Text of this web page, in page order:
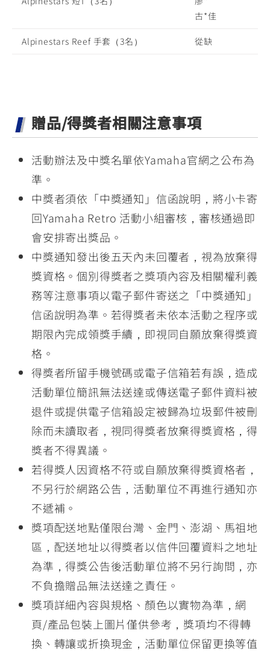
古*佳
Alpinestars Reef 手套（3名） 從缺
贈品/得獎者相關注意事項
活動辦法及中獎名單依Yamaha官網之公布為
準。
中獎者須依「中獎通知」信函說明，將小卡寄
回Yamaha Retro 活動小組審核，審核通過即
會安排寄出獎品。
中獎通知發出後五天內未回覆者，視為放棄得
獎資格。個別得獎者之獎項內容及相關權利義
務等注意事項以電子郵件寄送之「中獎通知」
信函說明為準。若得獎者未依本活動之程序或
期限內完成領獎手續，即視同自願放棄得獎資
格。
得獎者所留手機號碼或電子信箱若有誤，造成
活動單位簡訊無法送達或傳送電子郵件資料被
退件或提供電子信箱設定被歸為垃圾郵件被刪
除而未讀取者，視同得獎者放棄得獎資格，得
獎者不得異議。
若得獎人因資格不符或自願放棄得獎資格者，
不另行於網路公告，活動單位不再進行通知亦
不遞補。
獎項配送地點僅限台灣、金門、澎湖、馬祖地
區，配送地址以得獎者以信件回覆資料之地址
為準，得獎公告後活動單位將不另行詢問，亦
不負擔贈品無法送達之責任。
獎項詳細內容與規格、顏色以實物為準，網
頁/產品包裝上圖片僅供參考，獎項均不得轉
換、轉讓或折換現金，活動單位保留更換等值